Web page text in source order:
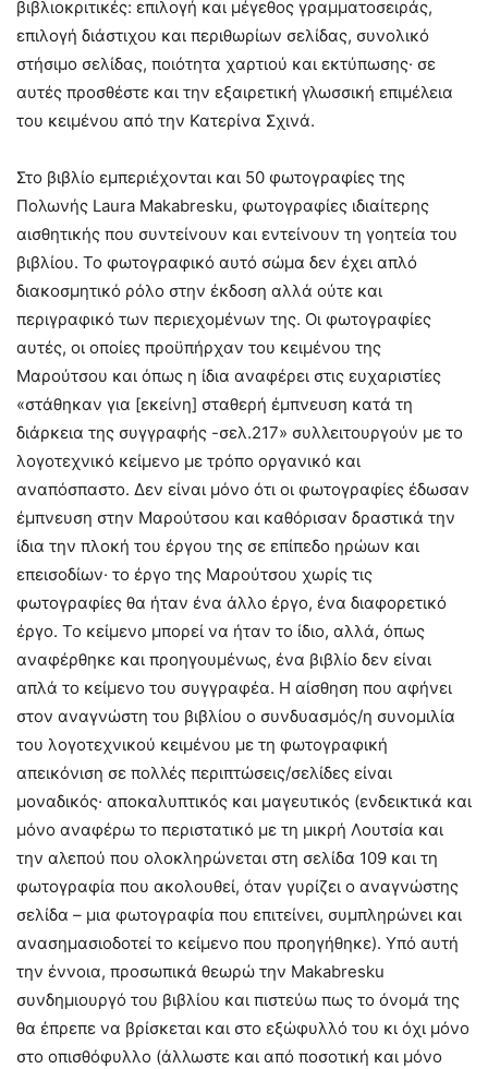
βιβλιοκριτικές: επιλογή και μέγεθος γραμματοσειράς,
επιλογή διάστιχου και περιθωρίων σελίδας, συνολικό
στήσιμο σελίδας, ποιότητα χαρτιού και εκτύπωσης· σε
αυτές προσθέστε και την εξαιρετική γλωσσική επιμέλεια
του κειμένου από την Κατερίνα Σχινά.
Στο βιβλίο εμπεριέχονται και 50 φωτογραφίες της
Πολωνής Laura Makabresku, φωτογραφίες ιδιαίτερης
αισθητικής που συντείνουν και εντείνουν τη γοητεία του
βιβλίου. Το φωτογραφικό αυτό σώμα δεν έχει απλό
διακοσμητικό ρόλο στην έκδοση αλλά ούτε και
περιγραφικό των περιεχομένων της. Οι φωτογραφίες
αυτές, οι οποίες προϋπήρχαν του κειμένου της
Μαρούτσου και όπως η ίδια αναφέρει στις ευχαριστίες
«στάθηκαν για [εκείνη] σταθερή έμπνευση κατά τη
διάρκεια της συγγραφής -σελ.217» συλλειτουργούν με το
λογοτεχνικό κείμενο με τρόπο οργανικό και
αναπόσπαστο. Δεν είναι μόνο ότι οι φωτογραφίες έδωσαν
έμπνευση στην Μαρούτσου και καθόρισαν δραστικά την
ίδια την πλοκή του έργου της σε επίπεδο ηρώων και
επεισοδίων· το έργο της Μαρούτσου χωρίς τις
φωτογραφίες θα ήταν ένα άλλο έργο, ένα διαφορετικό
έργο. Το κείμενο μπορεί να ήταν το ίδιο, αλλά, όπως
αναφέρθηκε και προηγουμένως, ένα βιβλίο δεν είναι
απλά το κείμενο του συγγραφέα. Η αίσθηση που αφήνει
στον αναγνώστη του βιβλίου ο συνδυασμός/η συνομιλία
του λογοτεχνικού κειμένου με τη φωτογραφική
απεικόνιση σε πολλές περιπτώσεις/σελίδες είναι
μοναδικός· αποκαλυπτικός και μαγευτικός (ενδεικτικά και
μόνο αναφέρω το περιστατικό με τη μικρή Λουτσία και
την αλεπού που ολοκληρώνεται στη σελίδα 109 και τη
φωτογραφία που ακολουθεί, όταν γυρίζει ο αναγνώστης
σελίδα – μια φωτογραφία που επιτείνει, συμπληρώνει και
ανασημασιοδοτεί το κείμενο που προηγήθηκε). Υπό αυτή
την έννοια, προσωπικά θεωρώ την Makabresku
συνδημιουργό του βιβλίου και πιστεύω πως το όνομά της
θα έπρεπε να βρίσκεται και στο εξώφυλλό του κι όχι μόνο
στο οπισθόφυλλο (άλλωστε και από ποσοτική και μόνο